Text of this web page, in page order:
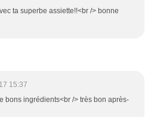
ta superbe assiette!!<br /> bonne
15:37
bons ingrédients<br /> très bon après-